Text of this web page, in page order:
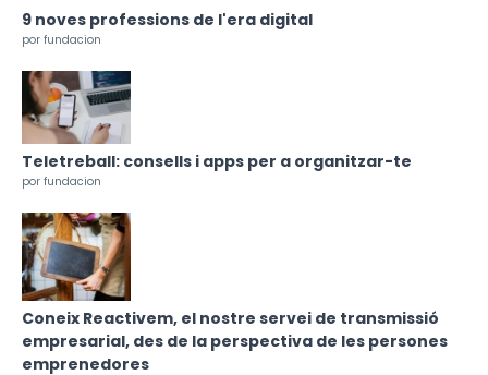
9 noves professions de l'era digital
por fundacion
Teletreball: consells i apps per a organitzar-te
por fundacion
Coneix Reactivem, el nostre servei de transmissió
empresarial, des de la perspectiva de les persones
emprenedores